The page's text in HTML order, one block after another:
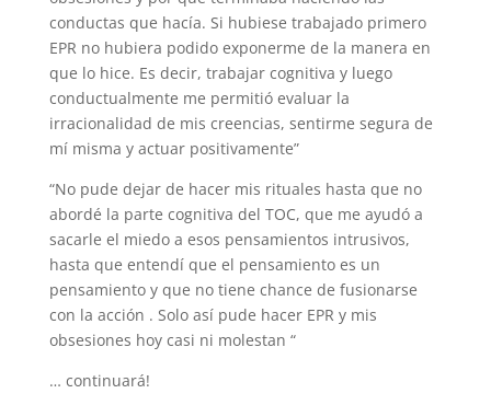
conductas que hacía. Si hubiese trabajado primero
EPR no hubiera podido exponerme de la manera en
que lo hice. Es decir, trabajar cognitiva y luego
conductualmente me permitió evaluar la
irracionalidad de mis creencias, sentirme segura de
mí misma y actuar positivamente”
“No pude dejar de hacer mis rituales hasta que no
abordé la parte cognitiva del TOC, que me ayudó a
sacarle el miedo a esos pensamientos intrusivos,
hasta que entendí que el pensamiento es un
pensamiento y que no tiene chance de fusionarse
con la acción . Solo así pude hacer EPR y mis
obsesiones hoy casi ni molestan “
… continuará!